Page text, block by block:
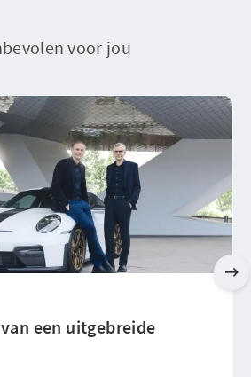
voor jou
een uitgebreide